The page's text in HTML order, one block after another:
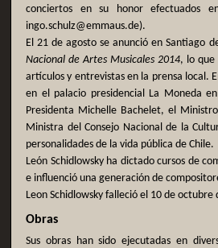
conciertos en su honor efectuados
ingo.schulz@emmaus.de).
El 21 de agosto se anunció en Santiago
Nacional de Artes Musicales 2014, lo que
artículos y entrevistas en la prensa local.
en el palacio presidencial La Moneda
Presidenta Michelle Bachelet, el
Ministra del Consejo Nacional de la
personalidades de la vida pública de Chile.
León Schidlowsky ha dictado cursos de
e influenció una generación de
Leon Schidlowsky falleció el 10 de octubre
Obras
Sus obras han sido ejecutadas en